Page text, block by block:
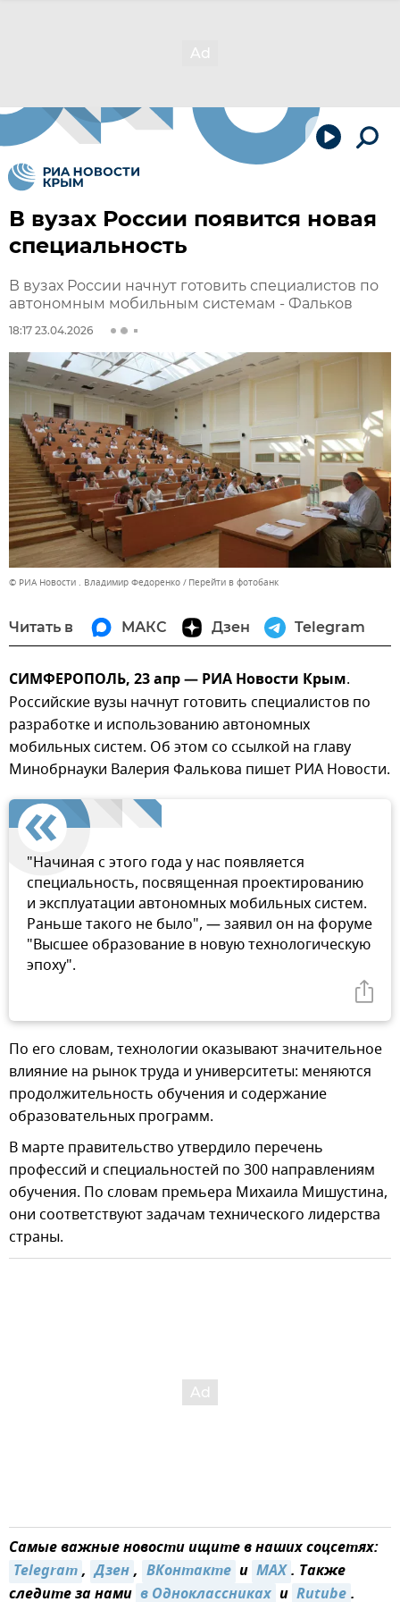
В вузах России появится новая
специальность
В вузах России начнут готовить специалистов по
автономным мобильным системам - Фальков
18:17 23.04.2026
© РИА Новости . Владимир Федоренко Перейти в фотобанк
Читать в МАКС Дзен Telegram
СИМФЕРОПОЛЬ, 23 апр — РИА Новости Крым.
Российские вузы начнут готовить специалистов по
разработке и использованию автономных
мобильных систем. Об этом со ссылкой на главу
Минобрнауки Валерия Фалькова пишет РИА Новости.
"Начиная с этого года у нас появляется
специальность, посвященная проектированию
и эксплуатации автономных мобильных систем.
Раньше такого не было", — заявил он на форуме
"Высшее образование в новую технологическую
эпоху".
По его словам, технологии оказывают значительное
влияние на рынок труда и университеты: меняются
продолжительность обучения и содержание
образовательных программ.
В марте правительство утвердило перечень
профессий и специальностей по 300 направлениям
обучения. По словам премьера Михаила Мишустина,
они соответствуют задачам технического лидерства
страны.
Самые важные новости ищите в наших соцсетях:
Telegram, Дзен, ВКонтакте и MAX. Также
следите за нами в Одноклассниках и Rutube.